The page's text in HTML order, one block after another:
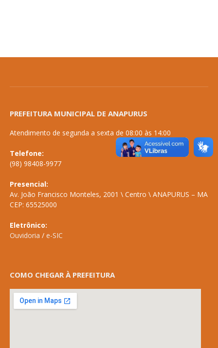
PREFEITURA MUNICIPAL DE ANAPURUS
Atendimento de segunda a sexta de 08:00 às 14:00
Telefone:
(98) 98408-9977
Presencial:
Av. João Francisco Monteles, 2001 \ Centro \ ANAPURUS – MA
CEP: 65525000
Eletrônico:
Ouvidoria / e-SIC
COMO CHEGAR À PREFEITURA